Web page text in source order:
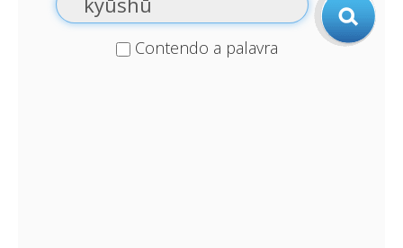
Contendo a palavra